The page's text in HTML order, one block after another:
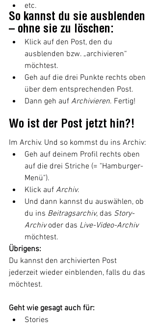
etc.
So kannst du sie ausblenden
– ohne sie zu löschen:
Klick auf den Post, den du
ausblenden bzw. „archivieren“
möchtest.
Geh auf die drei Punkte rechts oben
über dem entsprechenden Post.
Dann geh auf Archivieren. Fertig!
Wo ist der Post jetzt hin?!
Im Archiv. Und so kommst du ins Archiv:
Geh auf deinem Profil rechts oben
auf die drei Striche (= "Hamburger-
Menü").
Klick auf Archiv.
Und dann kannst du auswählen, ob
du ins Beitragsarchiv, das Story-
Archiv oder das Live-Video-Archiv
möchtest.
Übrigens:
Du kannst den archivierten Post
jederzeit wieder einblenden, falls du das
möchtest.
Geht wie gesagt auch für:
Stories